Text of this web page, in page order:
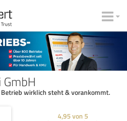
wirklich steht & vorankommt.
4,95 von 5